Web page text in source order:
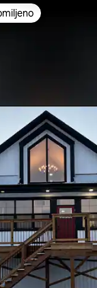
utisaka: 22